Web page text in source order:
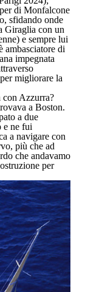
di Monfalcone
sfidando onde
Giraglia con un
e sempre lui
ambasciatore di
impegnata
migliorare la
con Azzurra?
a Boston.
a due
e ne fui
a navigare con
più che ad
che andavamo
per